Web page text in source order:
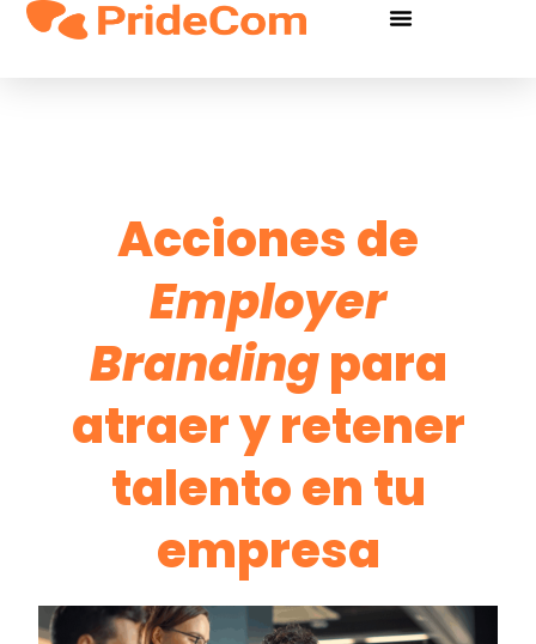
Acciones de
Employer
Brandingpara
atraer y retener
talento en tu
empresa